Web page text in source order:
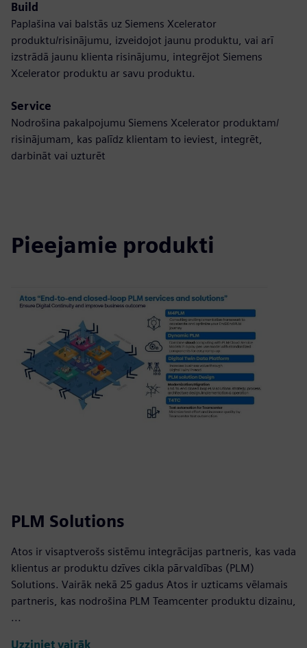
Build
Paplašina vai balstās uz Siemens Xcelerator
produktu/risinājumu, izveidojot jaunu produktu, vai arī
izstrādā jaunu klienta risinājumu, integrējot Siemens
Xcelerator produktu ar savu produktu.
Service
Nodrošina pakalpojumu Siemens Xcelerator produktam/
risinājumam, kas palīdz klientam to ieviest, integrēt,
darbināt vai uzturēt
Pieejamie produkti
PLM Solutions
Atos ir visaptverošs sistēmu integrācijas partneris, kas vada
klientus ar produktu dzīves cikla pārvaldības (PLM)
Solutions. Vairāk nekā 25 gadus Atos ir uzticams vēlamais
partneris, kas nodrošina PLM Teamcenter produktu dizainu,
...
Uzziniet vairāk